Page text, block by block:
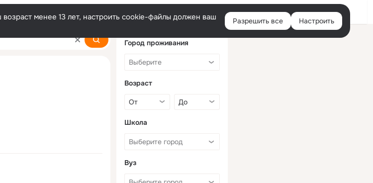
Войти
менее 13 лет, настроить cookie-файлы должен ваш
Разрешить все Настроить
Город проживания
Возраст
Школа
Вуз